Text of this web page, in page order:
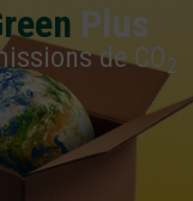
Plus
de CO2